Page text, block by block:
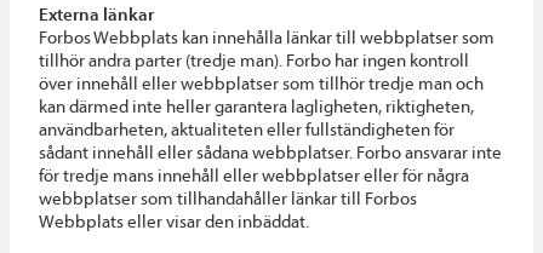
Externa länkar
Forbos Webbplats kan innehålla länkar till webbplatser som
tillhör andra parter (tredje man). Forbo har ingen kontroll
över innehåll eller webbplatser som tillhör tredje man och
kan därmed inte heller garantera lagligheten, riktigheten,
användbarheten, aktualiteten eller fullständigheten för
sådant innehåll eller sådana webbplatser. Forbo ansvarar inte
för tredje mans innehåll eller webbplatser eller för några
webbplatser som tillhandahåller länkar till Forbos
Webbplats eller visar den inbäddat.